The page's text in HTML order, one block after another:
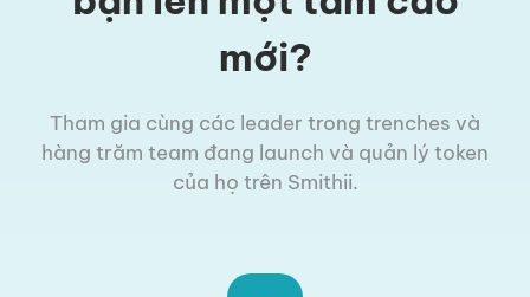
mới?
Tham gia cùng các leader trong trenches và
hàng trăm team đang launch và quản lý token
của họ trên Smithii.